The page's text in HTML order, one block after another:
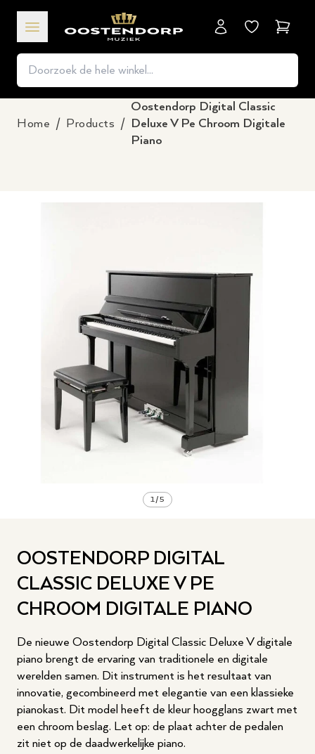
Home / Products /
Oostendorp Digital Classic
Deluxe V Pe Chroom Digitale
Piano
1/5
OOSTENDORP DIGITAL
CLASSIC DELUXE V PE
CHROOM DIGITALE PIANO
De nieuwe Oostendorp Digital Classic Deluxe V digitale
piano brengt de ervaring van traditionele en digitale
werelden samen. Dit instrument is het resultaat van
innovatie, gecombineerd met elegantie van een klassieke
pianokast. Dit model heeft de kleur hoogglans zwart met
een chroom beslag. Let op: de plaat achter de pedalen
zit niet op de daadwerkelijke piano.